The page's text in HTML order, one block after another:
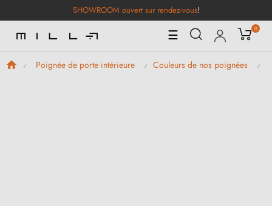
SHOWROOM ouvert sur rendez-vous!
Basculer
la
navigation
☰ 0
Poignée de porte intérieure Couleurs de nos poignées